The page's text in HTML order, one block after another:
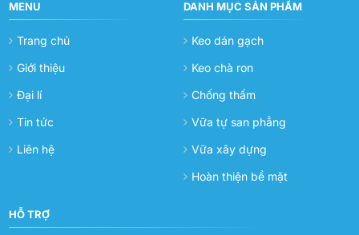
MENU
Trang chủ
Giới thiệu
Đại lí
Tin tức
Liên hệ
DANH MỤC SẢN PHẨM
Keo dán gạch
Keo chà ron
Chống thấm
Vữa tự san phẳng
Vữa xây dựng
Hoàn thiện bề mặt
HỖ TRỢ